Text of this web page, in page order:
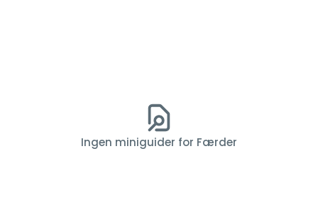
Ingen miniguider for Færder